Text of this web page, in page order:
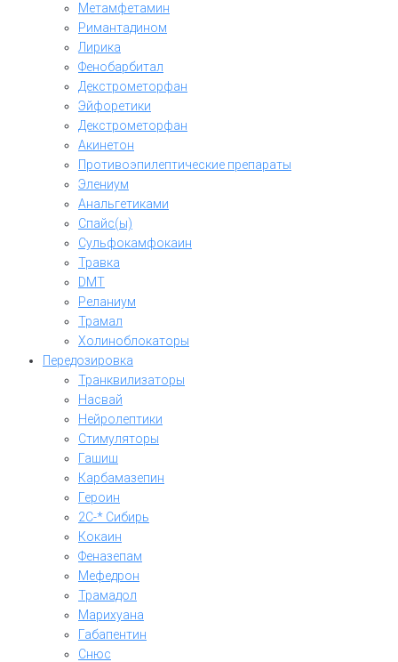
Метамфетамин
Римантадином
Лирика
Фенобарбитал
Декстрометорфан
Эйфоретики
Декстрометорфан
Акинетон
Противоэпилептические препараты
Элениум
Анальгетиками
Спайс(ы)
Сульфокамфокаин
Травка
DMT
Реланиум
Трамал
Холиноблокаторы
Передозировка
Транквилизаторы
Насвай
Нейролептики
Стимуляторы
Гашиш
Карбамазепин
Героин
2C-* Сибирь
Кокаин
Феназепам
Мефедрон
Трамадол
Марихуана
Габапентин
Снюс